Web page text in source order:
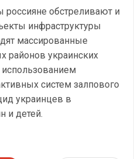
обстреливают и
инфраструктуры
массированные
районов украинских
использованием
систем залпового
украинцев в
и детей.